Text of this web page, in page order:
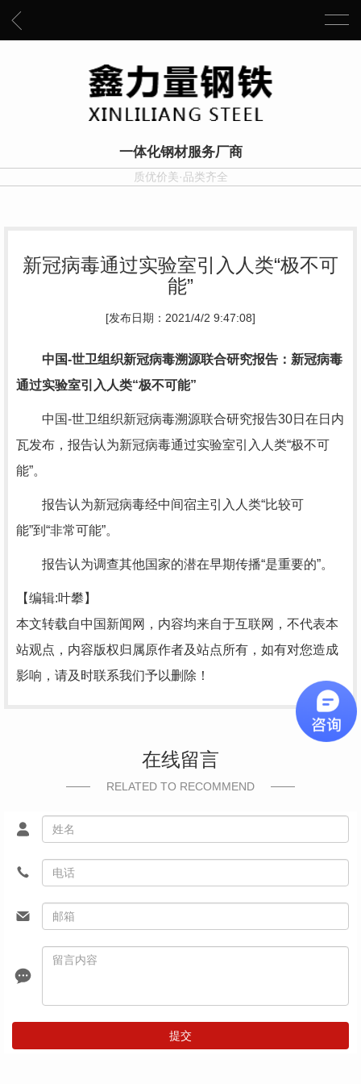
一体化钢材服务厂商
质优价美·品类齐全
新冠病毒通过实验室引入人类“极不可
能”
[发布日期：2021/4/2 9:47:08]
中国-世卫组织新冠病毒溯源联合研究报告：新冠病毒
通过实验室引入人类“极不可能”
中国-世卫组织新冠病毒溯源联合研究报告30日在日内
瓦发布，报告认为新冠病毒通过实验室引入人类“极不可
能”。
报告认为新冠病毒经中间宿主引入人类“比较可
能”到“非常可能”。
报告认为调查其他国家的潜在早期传播“是重要的”。
【编辑:叶攀】
本文转载自中国新闻网，内容均来自于互联网，不代表本
站观点，内容版权归属原作者及站点所有，如有对您造成
影响，请及时联系我们予以删除！
在线留言
RELATED TO RECOMMEND
提交